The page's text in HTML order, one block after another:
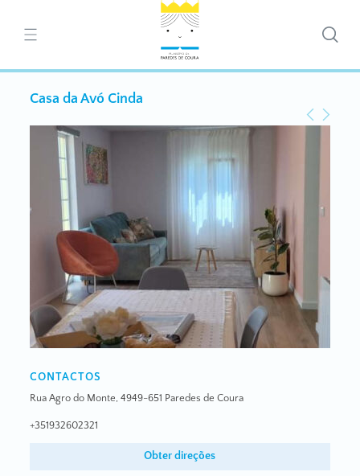
Casa da Avó Cinda
CONTACTOS
Rua Agro do Monte, 4949-651 Paredes de Coura
+351932602321
Obter direções